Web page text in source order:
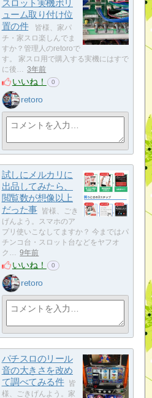
スロット実機ボリ
ューム取り付け位
置の件
皆様、家パ
チ・家スロ楽しんでま
すか？管理人のretoroで
す。 家スロ用で購入する実機にはすで
に後…
3年前
いいね！ 0
retoro
試しにメルカリに
出品してみたら、
閲覧数が想像以上
だった事
皆様、ごき
げんよう。スマホのア
プリ使いこなしてますか？ 今まではパ
チンコ台・スロット台などをヤフオ
ク…
9年前
いいね！ 0
retoro
パチスロのリール
音の大きさを改め
て調べてみる件
皆
様、ごきげんよう。家